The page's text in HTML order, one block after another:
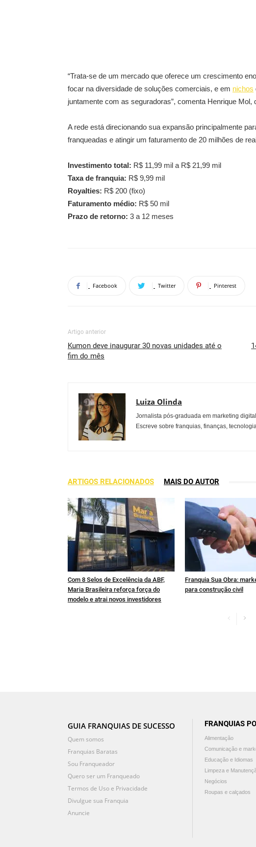
“Trata-se de um mercado que oferece um crescimento
focar na diversidade de soluções comerciais, e em nichos
juntamente com as seguradoras”, comenta Henrique Mol,
A rede está direcionando sua expansão principalmente
franqueadas e atingir um faturamento de 20 milhões de
Investimento total: R$ 11,99 mil a R$ 21,99 mil
Taxa de franquia: R$ 9,99 mil
Royalties: R$ 200 (fixo)
Faturamento médio: R$ 50 mil
Prazo de retorno: 3 a 12 meses
Facebook Twitter Pinterest
Artigo anterior
Kumon deve inaugurar 30 novas unidades até o
fim do mês
Luiza Olinda
Jornalista pós-graduada em marketing
Escreve sobre franquias, finanças,
ARTIGOS RELACIONADOS MAIS DO AUTOR
Com 8 Selos de Excelência da ABF,
Maria Brasileira reforça força do
modelo e atrai novos investidores
Franquia Sua Obra:
para construção civil
GUIA FRANQUIAS DE SUCESSO
Quem somos
Franquias Baratas
Sou Franqueador
Quero ser um Franqueado
Termos de Uso e Privacidade
Divulgue sua Franquia
Anuncie
FRANQUIAS
Alimentação
Comunicação e
Educação e Idiomas
Limpeza e
Negócios
Roupas e calçados